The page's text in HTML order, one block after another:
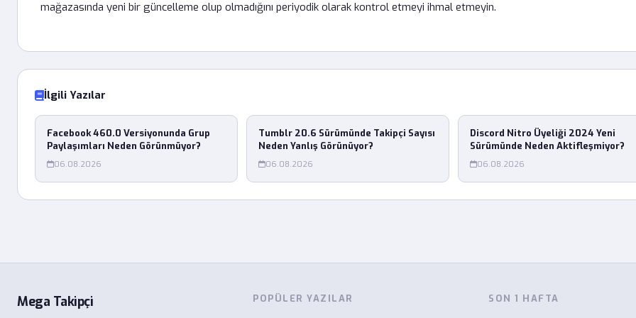
mağazasında yeni bir güncelleme olup olmadığını periyodik olarak kontrol etmeyi ihmal etmeyin.
İlgili Yazılar
Facebook 460.0 Versiyonunda Grup
Paylaşımları Neden Görünmüyor?
06.08.2026
Tumblr 20.6 Sürümünde Takipçi Sayısı
Neden Yanlış Görünüyor?
06.08.2026
Discord Nitro Üyeliği 2024 Yeni
Sürümünde Neden Aktifleşmiyor?
06.08.2026
Mega Takipçi POPÜLER YAZILAR SON 1 HAFTA